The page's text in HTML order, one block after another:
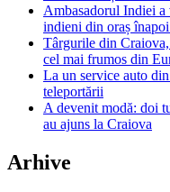
Ambasadorul Indiei a
indieni din oraș înapoi
Târgurile din
cel mai frumos din
La un service auto
teleportării
A devenit modă: doi
au ajuns la Craiova
Arhive